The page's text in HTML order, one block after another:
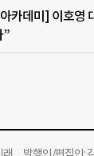
카데미] 이호영
”